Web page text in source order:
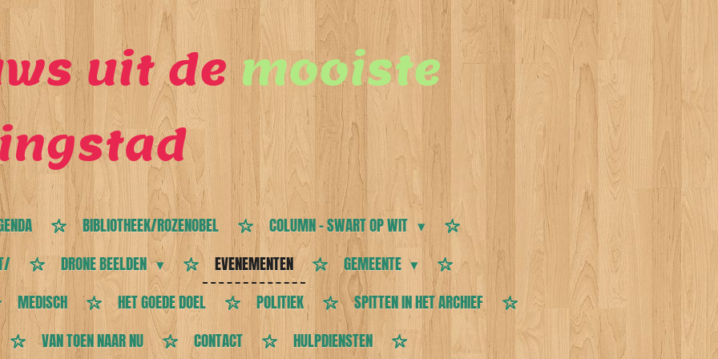
uit demooiste
BIBLIOTHEEK/ROZENOBEL
COLUMN - SWART OP WIT
DRONE BEELDEN EVENEMENTEN
GEMEENTE
MEDISCH HET GOEDE DOEL POLITIEK
SPITTEN IN HET ARCHIEF
VAN TOEN NAAR NU CONTACT
HULPDIENSTEN